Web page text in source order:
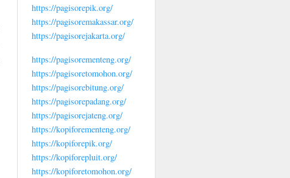
https://pagisorepik.org/
https://pagisoremakassar.org/
https://pagisorejakarta.org/
https://pagisorementeng.org/
https://pagisoretomohon.org/
https://pagisorebitung.org/
https://pagisorepadang.org/
https://pagisorejateng.org/
https://kopiforementeng.org/
https://kopiforepik.org/
https://kopiforepluit.org/
https://kopiforetomohon.org/